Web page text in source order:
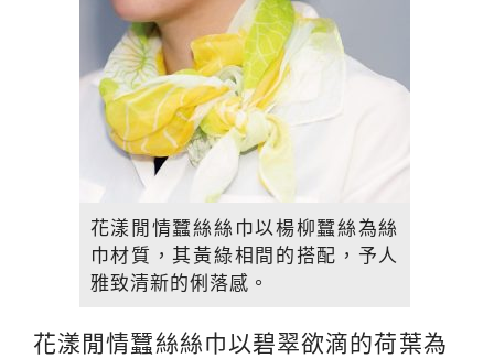
花漾閒情蠶絲絲巾以楊柳蠶絲為絲
巾材質，其黃綠相間的搭配，予人
雅致清新的俐落感。
花漾閒情蠶絲絲巾以碧翠欲滴的荷葉為